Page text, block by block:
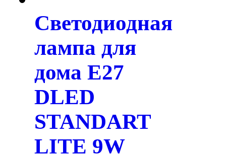
Светодиодная
лампа для
дома E27
DLED
STANDART
LITE 9W